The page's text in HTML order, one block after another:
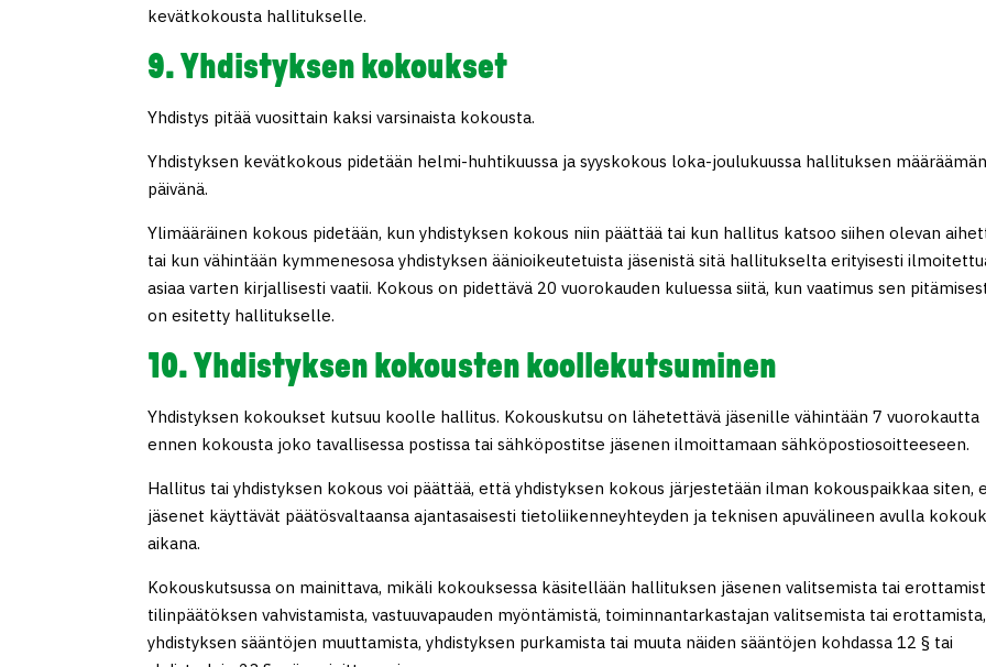
kevätkokousta hallitukselle.
9. Yhdistyksen kokoukset
Yhdistys pitää vuosittain kaksi varsinaista kokousta.
Yhdistyksen kevätkokous pidetään helmi-huhtikuussa ja syyskokous loka-joulukuussa hallituksen
päivänä.
Ylimääräinen kokous pidetään, kun yhdistyksen kokous niin päättää tai kun hallitus katsoo siihen olevan
tai kun vähintään kymmenesosa yhdistyksen äänioikeutetuista jäsenistä sitä hallitukselta erityisesti
asiaa varten kirjallisesti vaatii. Kokous on pidettävä 20 vuorokauden kuluessa siitä, kun vaatimus sen
on esitetty hallitukselle.
10. Yhdistyksen kokousten koollekutsuminen
Yhdistyksen kokoukset kutsuu koolle hallitus. Kokouskutsu on lähetettävä jäsenille vähintään 7 vuorokautta
ennen kokousta joko tavallisessa postissa tai sähköpostitse jäsenen ilmoittamaan sähköpostiosoitteeseen.
Hallitus tai yhdistyksen kokous voi päättää, että yhdistyksen kokous järjestetään ilman kokouspaikkaa siten,
jäsenet käyttävät päätösvaltaansa ajantasaisesti tietoliikenneyhteyden ja teknisen apuvälineen avulla
aikana.
Kokouskutsussa on mainittava, mikäli kokouksessa käsitellään hallituksen jäsenen valitsemista tai
tilinpäätöksen vahvistamista, vastuuvapauden myöntämistä, toiminnantarkastajan valitsemista tai erottamista,
yhdistyksen sääntöjen muuttamista, yhdistyksen purkamista tai muuta näiden sääntöjen kohdassa 12 § tai